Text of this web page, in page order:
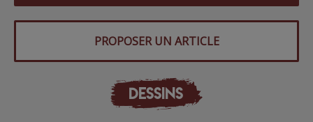
PROPOSER UN ARTICLE
DESSINS